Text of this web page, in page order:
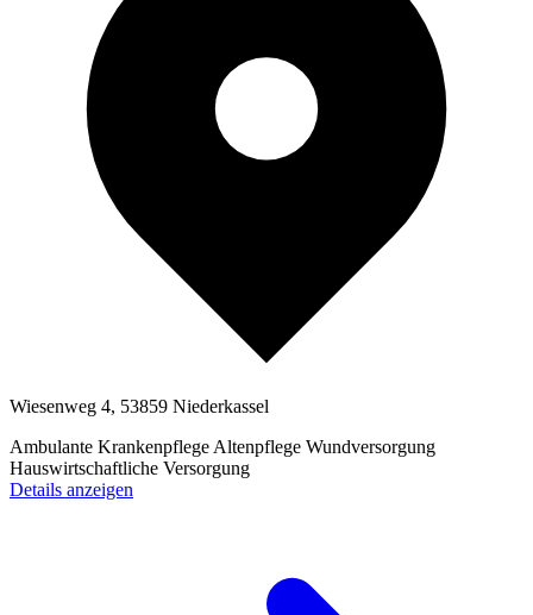
Wiesenweg 4, 53859 Niederkassel
Ambulante Krankenpflege Altenpflege Wundversorgung
Hauswirtschaftliche Versorgung
Details anzeigen